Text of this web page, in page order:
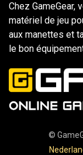
Chez
matériel de jeu
aux manettes et
le bon
©